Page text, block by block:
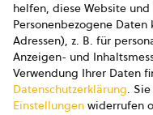
AGB
helfen, diese Website
Personenbezogene
Adressen), z. B. für
Anzeigen- und
Verwendung Ihrer Daten
Datenschutzerklärung.
Einstellungen widerrufen